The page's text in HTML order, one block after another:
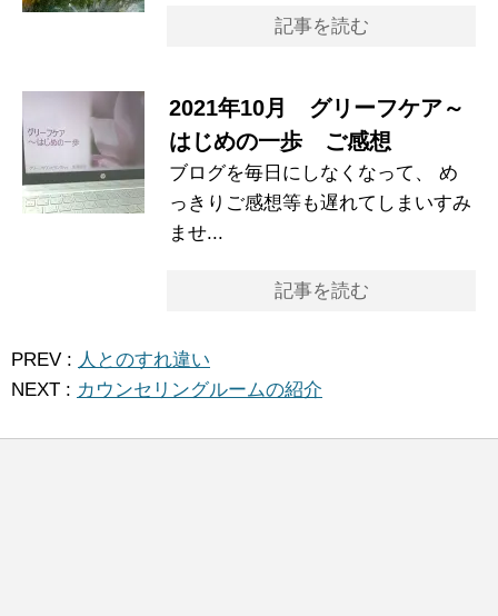
記事を読む
2021年10月 グリーフケア～
はじめの一歩 ご感想
ブログを毎日にしなくなって、 め
っきりご感想等も遅れてしまいすみ
ませ...
記事を読む
PREV : 人とのすれ違い
NEXT : カウンセリングルームの紹介